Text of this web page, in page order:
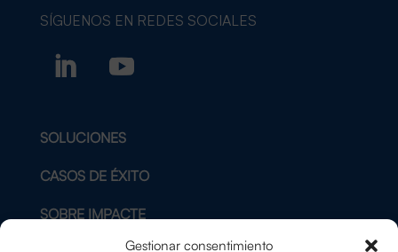
Gestionar consentimiento
SÍGUENOS EN REDES SOCIALES
SOLUCIONES
CASOS DE ÉXITO
SOBRE IMPACTE